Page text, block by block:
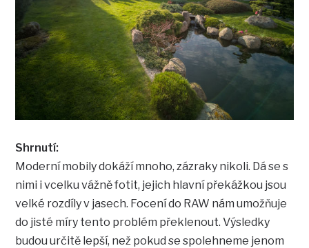
Shrnutí:
Moderní mobily dokáží mnoho, zázraky nikoli. Dá se s
nimi i vcelku vážně fotit, jejich hlavní překážkou jsou
velké rozdíly v jasech. Focení do RAW nám umožňuje
do jisté míry tento problém překlenout. Výsledky
budou určitě lepší, než pokud se spolehneme jenom